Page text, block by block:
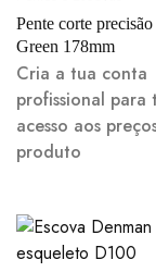
Pente corte
Green 178mm
Cria a tua conta
profissional para
acesso aos
produto